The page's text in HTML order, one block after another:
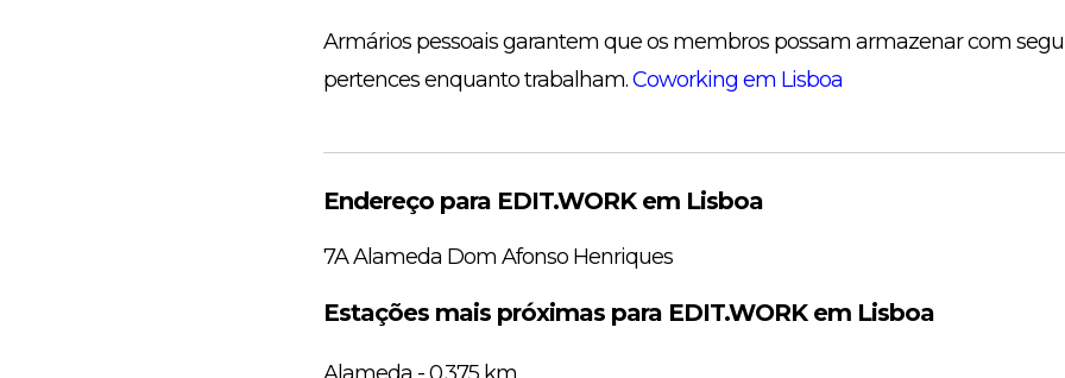
Armários pessoais garantem que os membros possam armazenar com
pertences enquanto trabalham.Coworking em Lisboa
Endereço para EDIT.WORK em Lisboa
7A Alameda Dom Afonso Henriques
Estações mais próximas para EDIT.WORK em Lisboa